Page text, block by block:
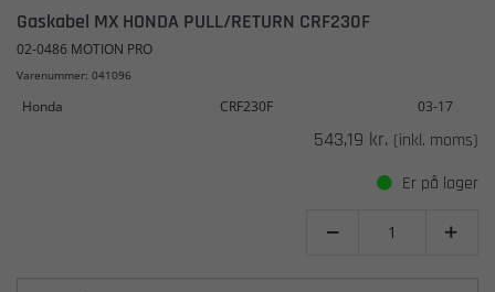
Gaskabel MX HONDA PULL/RETURN CRF230F
02-0486 MOTION PRO
Varenummer: 041096
Honda CRF230F 03-17
543,19 kr. (inkl. moms)
Er på lager
 